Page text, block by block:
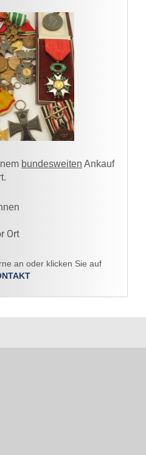
bundesweiten Ankauf
Ort
an oder klicken Sie auf